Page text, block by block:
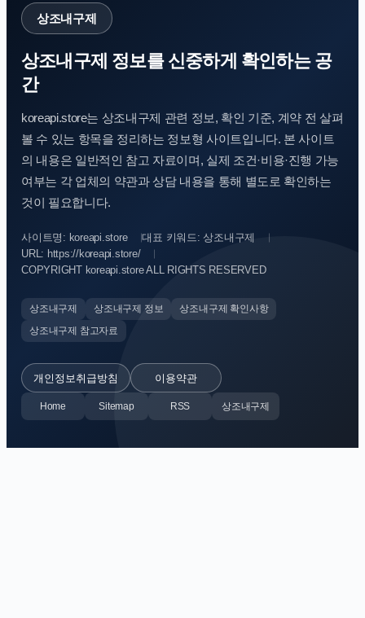
상조내구제
상조내구제 정보를 신중하게 확인하는 공
간
koreapi.store는 상조내구제 관련 정보, 확인 기준, 계약 전 살펴
볼 수 있는 항목을 정리하는 정보형 사이트입니다. 본 사이트
의 내용은 일반적인 참고 자료이며, 실제 조건·비용·진행 가능
여부는 각 업체의 약관과 상담 내용을 통해 별도로 확인하는
것이 필요합니다.
사이트명: koreapi.store
대표 키워드: 상조내구제
URL: https://koreapi.store/
COPYRIGHT koreapi.store ALL RIGHTS RESERVED
상조내구제 상조내구제 정보
상조내구제 확인사항
상조내구제 참고자료
개인정보취급방침 이용약관
Home Sitemap RSS 상조내구제